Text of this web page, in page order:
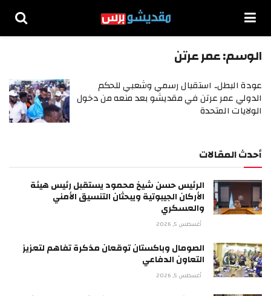
الوسم:عمر عرتن
عودة البطل.. استقبال رسمي وشعبي للحكم
الدولي عمر عرتن في مقديشو بعد منعه من دخول
الولايات المتحدة
أحدث المقالات
الرئيس حسن شيخ محمود يستقبل رئيس هيئة
الأركان الجيبوتية ويبحثان التنسيق الأمني
والعسكري
أغسطس 5, 2026
الصومال وباكستان توقعان مذكرة تفاهم لتعزيز
التعاون الدفاعي
أغسطس 5, 2026